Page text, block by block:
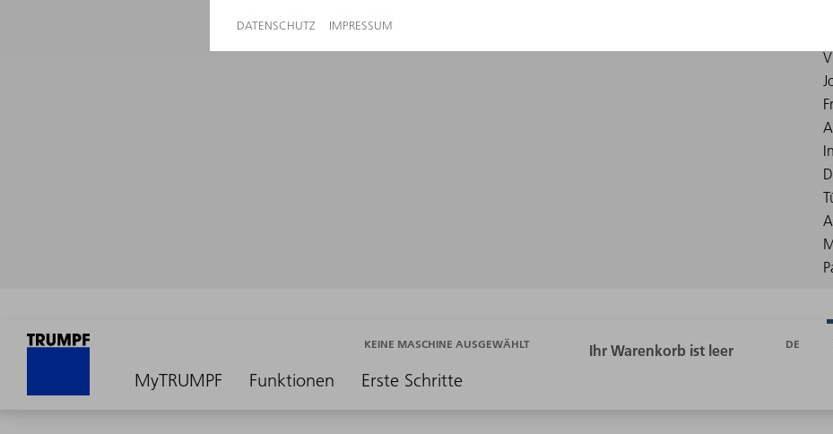
MyTRUMPF Funktionen Erste Schritte
KEINE MASCHINE AUSGEWÄHLT DE